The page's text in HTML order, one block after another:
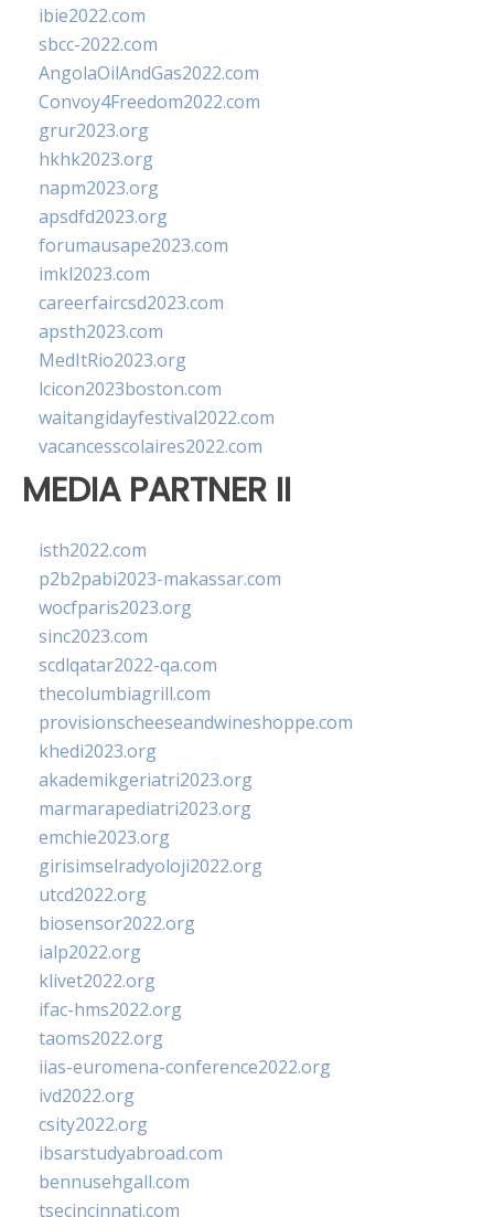
ibie2022.com
sbcc-2022.com
AngolaOilAndGas2022.com
Convoy4Freedom2022.com
grur2023.org
hkhk2023.org
napm2023.org
apsdfd2023.org
forumausape2023.com
imkl2023.com
careerfaircsd2023.com
apsth2023.com
MedItRio2023.org
lcicon2023boston.com
waitangidayfestival2022.com
vacancesscolaires2022.com
MEDIA PARTNER II
isth2022.com
p2b2pabi2023-makassar.com
wocfparis2023.org
sinc2023.com
scdlqatar2022-qa.com
thecolumbiagrill.com
provisionscheeseandwineshoppe.com
khedi2023.org
akademikgeriatri2023.org
marmarapediatri2023.org
emchie2023.org
girisimselradyoloji2022.org
utcd2022.org
biosensor2022.org
ialp2022.org
klivet2022.org
ifac-hms2022.org
taoms2022.org
iias-euromena-conference2022.org
ivd2022.org
csity2022.org
ibsarstudyabroad.com
bennusehgall.com
tsecincinnati.com